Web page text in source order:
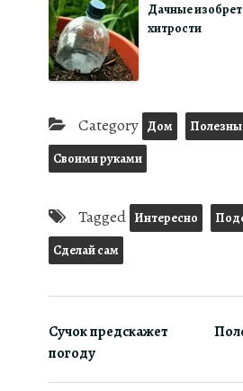
Дачные
хитрости
Category Дом
Своими руками
Tagged Интересно
Сделай сам
Сучок предскажет
погоду